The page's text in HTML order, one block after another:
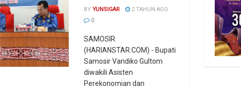
BY YUNSIGAR
2 TAHUN AGO
0
SAMOSIR
(HARIANSTAR.COM) - Bupati
Samosir Vandiko Gultom
diwakili Asisten
Perekonomian dan